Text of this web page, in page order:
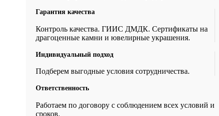
Гарантия качества
Контроль качества. ГИИС ДМДК. Сертификаты на
драгоценные камни и ювелирные украшения.
Индивидуальный подход
Подберем выгодные условия сотрудничества.
Ответственность
Работаем по договору с соблюдением всех условий и
сроков.